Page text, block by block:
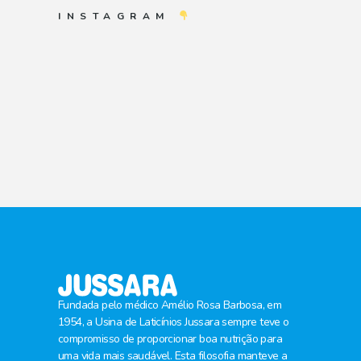
INSTAGRAM
Fundada pelo médico Amélio Rosa Barbosa, em
1954, a Usina de Laticínios Jussara sempre teve o
compromisso de proporcionar boa nutrição para
uma vida mais saudável. Esta filosofia manteve a